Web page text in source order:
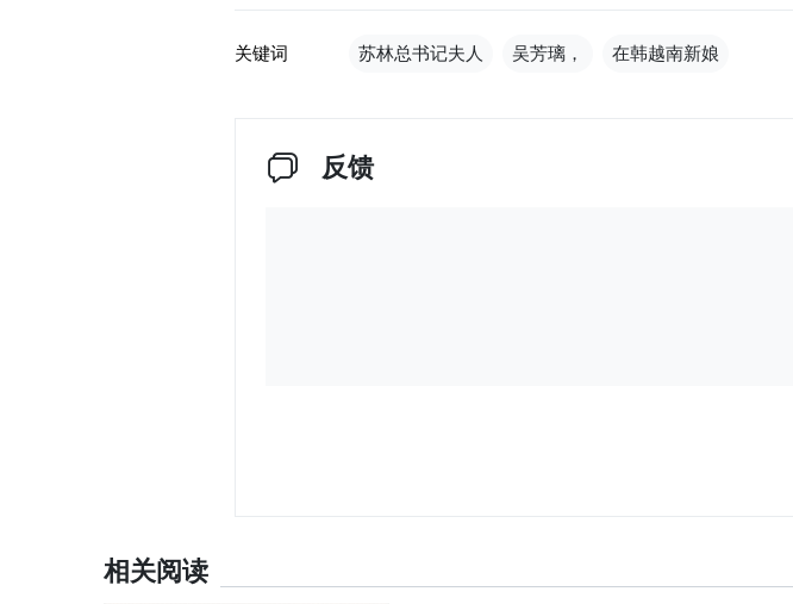
关键词 苏林总书记夫人 吴芳璃， 在韩越南新娘
反馈
相关阅读